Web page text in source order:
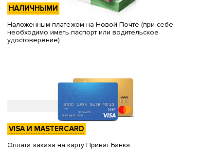
НАЛИЧНЫМИ
Наложенным платежом на Новой Почте (при себе
необходимо иметь паспорт или водительское
удостоверение)
VISA И MASTERCARD
Оплата заказа на карту Приват Банка.